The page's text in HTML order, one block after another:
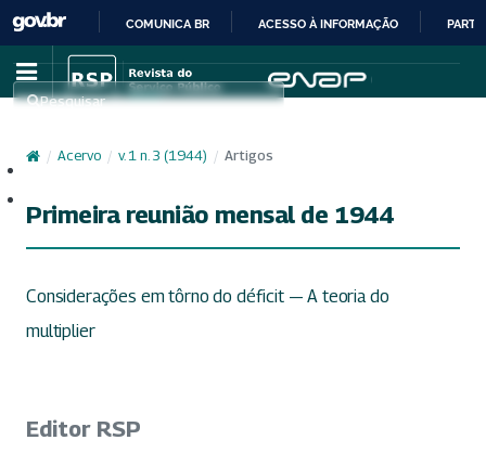
IR
PARA
CONTEÚDO
COMUNICA BR ACESSO À INFORMAÇÃO
Pesquisar
/ Acervo / v. 1 n. 3 (1944) / Artigos
Primeira reunião mensal de 1944
Considerações em tôrno do déficit — A teoria do
multiplier
Editor RSP